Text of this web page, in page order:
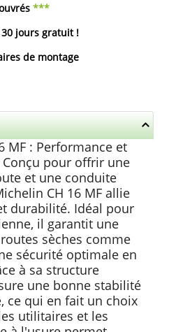
***
jours gratuit!
de montage
MF : Performance et
pour offrir une
et une conduite
CH 16 MF allie
durabilité. Idéal pour
il garantit une
sèches comme
sécurité optimale en
à sa structure
une bonne stabilité
ce qui en fait un choix
utilitaires et les